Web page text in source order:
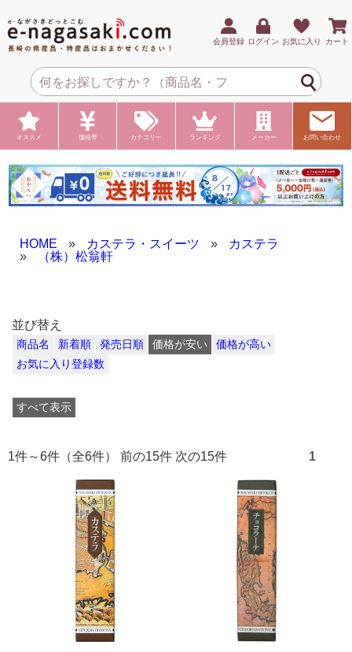
会員登録 ログイン お気に入り カート
オススメ 価格帯 カテゴリー ランキング メーカー お問い合わせ
HOME » カステラ・スイーツ »
カステラ
»
（株）松翁軒
並び替え
商品名 新着順 発売日順 価格が安い
価格が高い
お気に入り登録数
すべて表示
1件～6件（全6件） 前の15件 次の15件 1